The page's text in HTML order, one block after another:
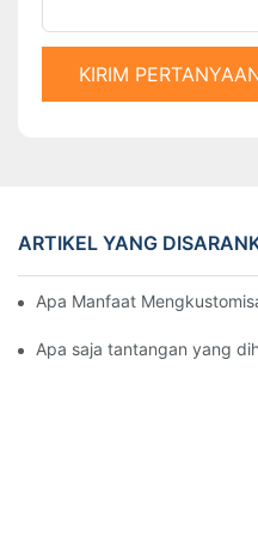
KIRIM
ARTIKEL YANG
Apa Manfaat
Apa saja tantangan yang